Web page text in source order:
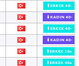
ERKEK 40-
KADIN 40-
ERKEK 40-
KADIN 40-
ERKEK 50+
ERKEK 40+